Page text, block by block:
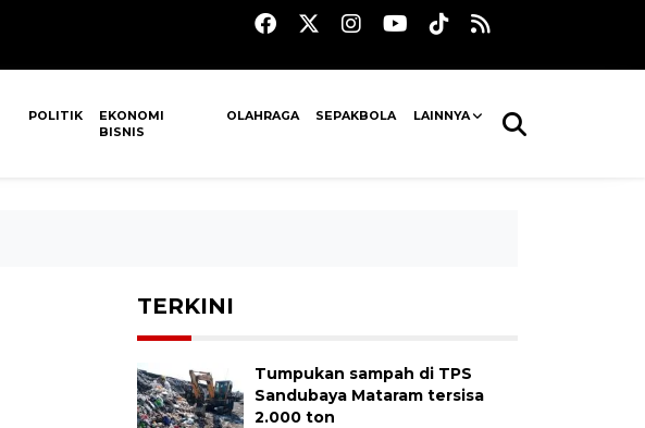
POLITIK
EKONOMI
BISNIS
OLAHRAGA SEPAKBOLA LAINNYA
TERKINI
Tumpukan sampah di TPS
Sandubaya Mataram tersisa
2.000 ton